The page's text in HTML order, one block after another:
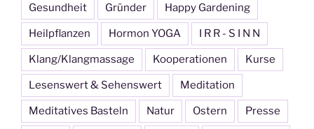
Gesundheit Gründer Happy Gardening
Heilpflanzen Hormon YOGA I R R - S I N N
Klang/Klangmassage Kooperationen Kurse
Lesenswert & Sehenswert Meditation
Meditatives Basteln Natur Ostern Presse